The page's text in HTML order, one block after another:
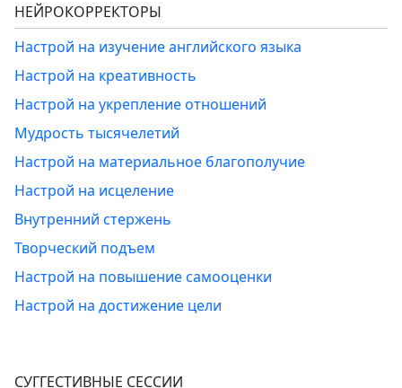
НЕЙРОКОРРЕКТОРЫ
Настрой на изучение английского языка
Настрой на креативность
Настрой на укрепление отношений
Мудрость тысячелетий
Настрой на материальное благополучие
Настрой на исцеление
Внутренний стержень
Творческий подъем
Настрой на повышение самооценки
Настрой на достижение цели
СУГГЕСТИВНЫЕ СЕССИИ